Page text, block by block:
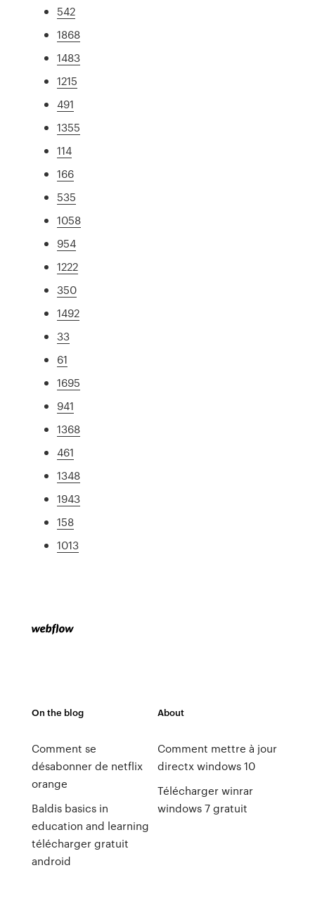
542
1868
1483
1215
491
1355
114
166
535
1058
954
1222
350
1492
33
61
1695
941
1368
461
1348
1943
158
1013
On the blog
Comment se
désabonner de netflix
orange
Baldis basics in
education and learning
télécharger gratuit
android
About
Comment mettre à jour
directx windows 10
Télécharger winrar
windows 7 gratuit